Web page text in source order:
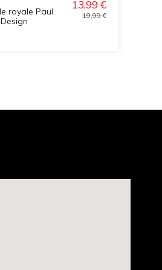
royale Paul
13,99 €
19,99 €